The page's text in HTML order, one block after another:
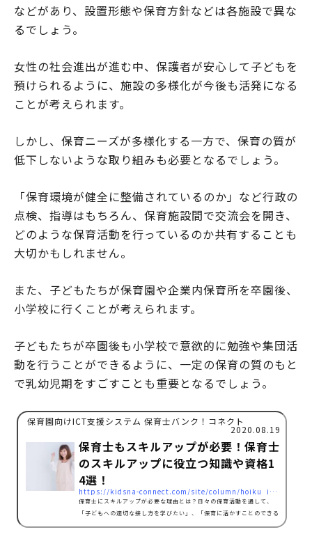
などがあり、設置形態や保育方針などは各施設で異な
るでしょう。
女性の社会進出が進む中、保護者が安心して子どもを
預けられるように、施設の多様化が今後も活発になる
ことが考えられます。
しかし、保育ニーズが多様化する一方で、保育の質が
低下しないような取り組みも必要となるでしょう。
「保育環境が健全に整備されているのか」など行政の
点検、指導はもちろん、保育施設間で交流会を開き、
どのような保育活動を行っているのか共有することも
大切かもしれません。
また、子どもたちが保育園や企業内保育所を卒園後、
小学校に行くことが考えられます。
子どもたちが卒園後も小学校で意欲的に勉強や集団活
動を行うことができるように、一定の保育の質のもと
で乳幼児期をすごすことも重要となるでしょう。
保育園向けICT支援システム 保育士バンク！コネクト
2020.08.19
保育士もスキルアップが必要！保育士
のスキルアップに役立つ知識や資格1
4選！
https://kidsna-connect.com/site/column/hoiku_ict/3620
保育士にスキルアップが必要な理由とは？日々の保育活動を通して、
「子どもへの適切な接し方を学びたい」、「保育に活かすことのできる
音楽や英語のスキルを磨きたい」、「保護者の育児相談に対応したい」